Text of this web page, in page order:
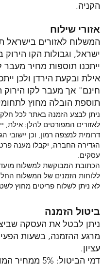
הקניה.
אזורי שילוח
המשלוח לאזורים בישראל
ישראל, וגבולות הקו
ייתכנו תוספות מחיר מעבר
אילת ובקעת הירדן ולכן
חינם" אך מעבר לקו
תוספת הובלה מחוץ לתחומי
ניתן לבצע הזמנה באתר לכל
לאזורים המפורטים להלן: אילת,
דרומית למצפה רמון, וכן יישובי
עסקים.
הכתובת המבוקשת למשלוח
ללוחות הזמנים של המשלוח
לא ניתן לשלוח פריטים מחוץ
ביטול הזמנה
מרגע ההזמנה, בשעות
עציון.